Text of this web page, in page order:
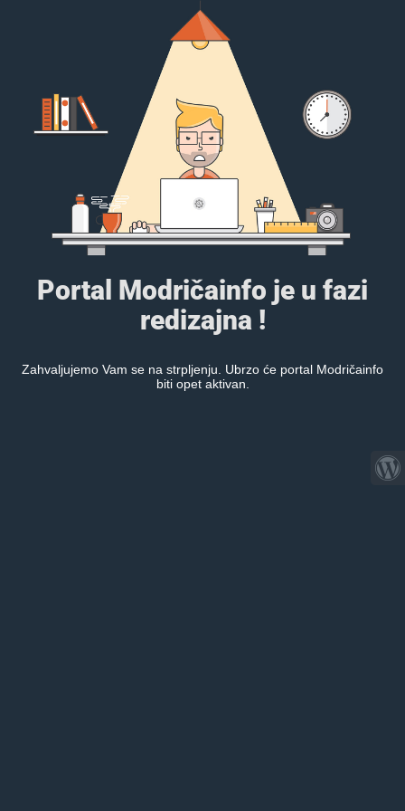
Portal Modričainfo je u fazi
redizajna !
Zahvaljujemo Vam se na strpljenju. Ubrzo će portal Modričainfo
biti opet aktivan.